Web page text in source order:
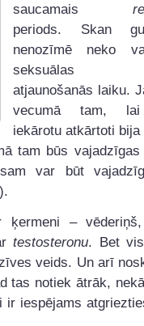
saucamais
periods. Skan
nenozīmē neko
seksuālas
atjaunošanās laiku.
vecumā tam,
iekārotu atkārtoti
tam būs
var būt
ķermeni –
testosteronu. Bet
veids. Un arī
tas notiek ātrāk,
iespējams